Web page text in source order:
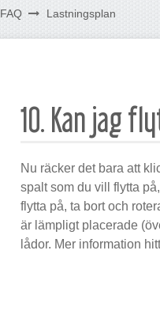
FAQ Lastningsplan
10. Kan jag
Nu räcker det bara att
spalt som du vill flytta
flytta på, ta bort och
är lämpligt placerade
lådor. Mer information